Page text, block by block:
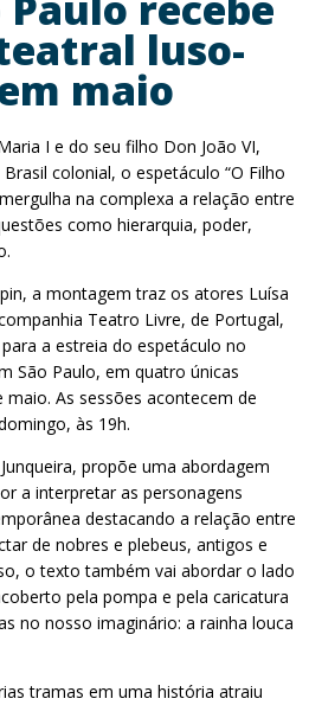
luso-
maio
I e do seu filho Don João VI,
colonial, o espetáculo “O Filho
na complexa a relação entre
como hierarquia, poder,
a montagem traz os atores Luísa
Teatro Livre, de Portugal,
a estreia do espetáculo no
São Paulo, em quatro únicas
As sessões acontecem de
às 19h.
propõe uma abordagem
a interpretar as personagens
destacando a relação entre
de nobres e plebeus, antigos e
o texto também vai abordar o lado
pela pompa e pela caricatura
no nosso imaginário: a rainha louca
tramas em uma história atraiu